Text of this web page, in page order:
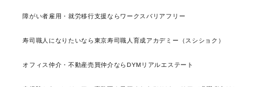
障がい者雇用・就労移行支援ならワークスバリアフリー
寿司職人になりたいなら東京寿司職人育成アカデミー（スシショク）
オフィス仲介・不動産売買仲介ならDYMリアルエステート